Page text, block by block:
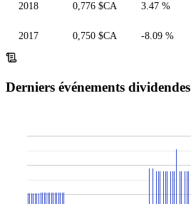
2018 0,776 $CA 3.47 %
2017 0,750 $CA -8.09 %
Derniers événements dividendes